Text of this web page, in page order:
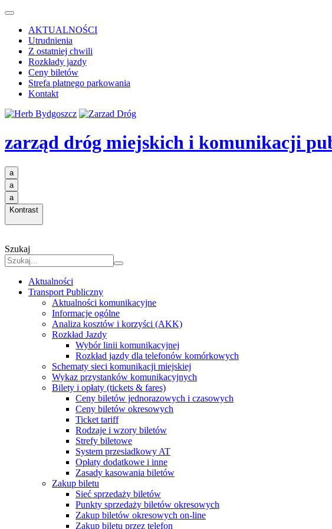
AKTUALNOŚCI
Utrudnienia
Z ostatniej chwili
Rozkłady jazdy
Ceny biletów
Strefa płatnego parkowania
Kontakt
zarząd dróg miejskich i komunikacji
a
a
a
Kontrast
Szukaj
Aktualności
Transport Publiczny
Aktualności komunikacyjne
Informacje ogólne
Analiza kosztów i korzyści (AKK)
Rozkład Jazdy
Wybór linii komunikacyjnej
Rozkład jazdy dla telefonów komórkowych
Schematy sieci komunikacji miejskiej
Wykaz przystanków komunikacyjnych
Bilety i opłaty (tickets & fares)
Ceny biletów jednorazowych i czasowych
Ceny biletów okresowych
Ticket tariff
Rodzaje i wzory biletów
Strefy biletowe
System przesiadkowy AT
Opłaty dodatkowe i inne
Zasady kasowania biletów
Zakup biletu
Sieć sprzedaży biletów
Punkty sprzedaży biletów okresowych
Zakup biletów okresowych on-line
Zakup biletu przez telefon